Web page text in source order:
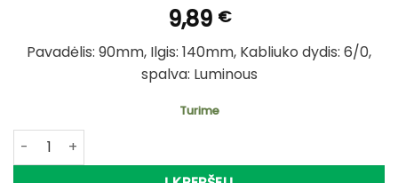
9,89 €
Pavadėlis: 90mm, Ilgis: 140mm, Kabliuko dydis: 6/0,
spalva: Luminous
Turime
produkto kiekis: Sistemėlė jūrinė Norway 2- Fosfo 6/0